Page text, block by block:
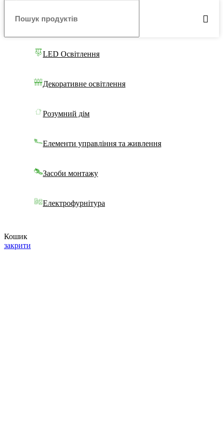
LED Освітлення
Декоративне освітлення
Розумний дім
Елементи управління та живлення
Засоби монтажу
Електрофурнітура
Кошик
закрити